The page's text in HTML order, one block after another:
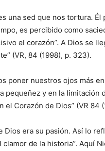
una sed que nos tortura.
es percibido como
el corazón”. A Dios se
(VR, 84 (1998), p. 323).
poner nuestros ojos más
pequeñez y en la limitación
el Corazón de Dios” (VR 84
Dios era su pasión. Así lo
clamor de la historia”. Aquí